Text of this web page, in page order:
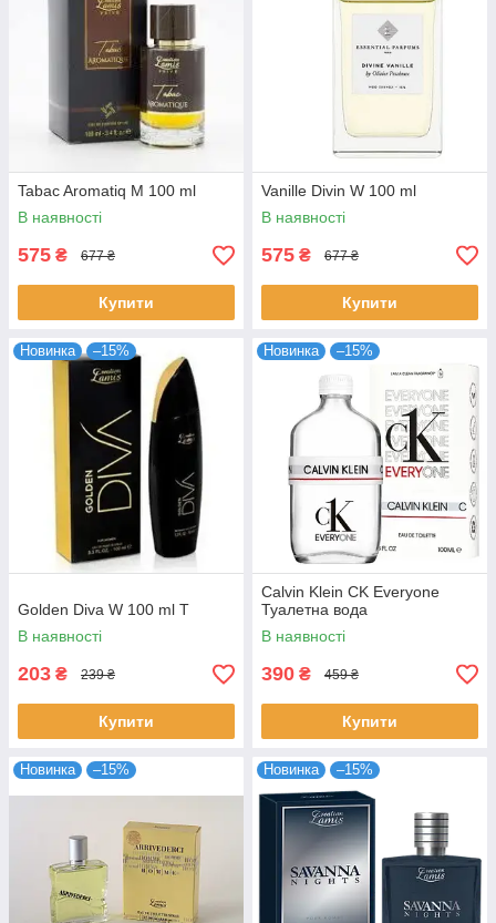
Tabac Aromatiq M 100 ml
В наявності
575 ₴ 677 ₴
Купити
Vanille Divin W 100 ml
В наявності
575 ₴ 677 ₴
Купити
Новинка –15%
Golden Diva W 100 ml T
В наявності
203 ₴ 239 ₴
Купити
Новинка –15%
Calvin Klein CK Everyone
Туалетна вода
В наявності
390 ₴ 459 ₴
Купити
Новинка –15% Новинка –15%